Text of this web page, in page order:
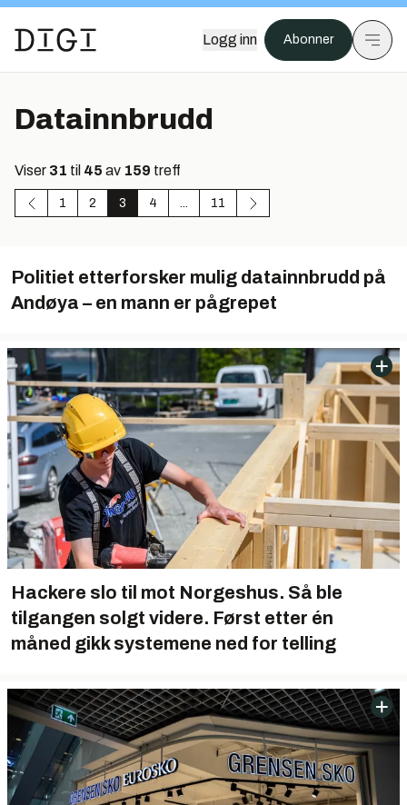
Logg inn Abonner
Datainnbrudd
Viser 31 til 45 av 159 treff
1 2 3 4 ... 11
Politiet etterforsker mulig datainnbrudd på
Andøya – en mann er pågrepet
Hackere slo til mot Norgeshus. Så ble
tilgangen solgt videre. Først etter én
måned gikk systemene ned for telling